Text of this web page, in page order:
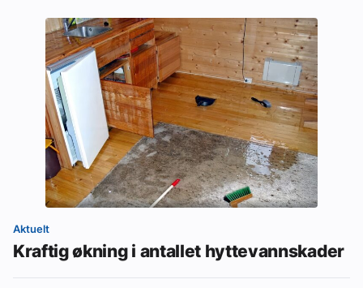
Aktuelt
Kraftig økning i antallet hyttevannskader